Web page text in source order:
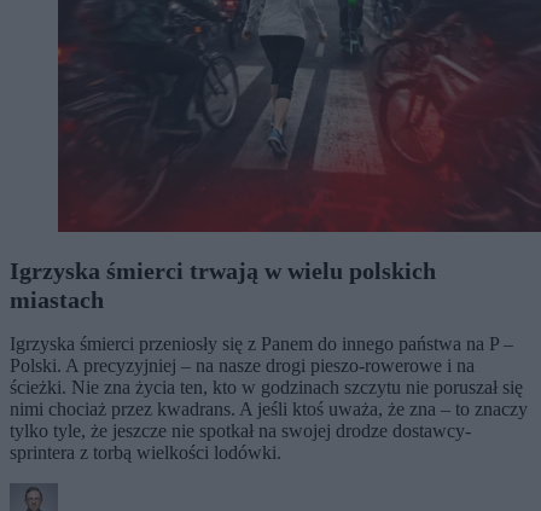
Igrzyska śmierci trwają w wielu polskich
miastach
Igrzyska śmierci przeniosły się z Panem do innego państwa na P –
Polski. A precyzyjniej – na nasze drogi pieszo-rowerowe i na
ścieżki. Nie zna życia ten, kto w godzinach szczytu nie poruszał się
nimi chociaż przez kwadrans. A jeśli ktoś uważa, że zna – to znaczy
tylko tyle, że jeszcze nie spotkał na swojej drodze dostawcy-
sprintera z torbą wielkości lodówki.